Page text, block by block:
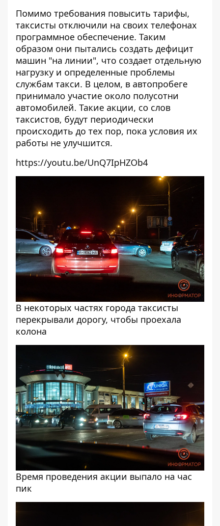
Помимо требования повысить тарифы,
таксисты отключили на своих телефонах
программное обеспечение. Таким
образом они пытались создать дефицит
машин "на линии", что создает отдельную
нагрузку и определенные проблемы
службам такси. В целом, в автопробеге
принимало участие около полусотни
автомобилей. Такие акции, со слов
таксистов, будут периодически
происходить до тех пор, пока условия их
работы не улучшится.
https://youtu.be/UnQ7IpHZOb4
В некоторых частях города таксисты
перекрывали дорогу, чтобы проехала
колона
Время проведения акции выпало на час
пик